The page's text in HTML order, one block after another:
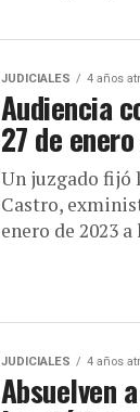
JUDICIALES 4 años
Audiencia
27 de
Un juzgado fijó
Castro,
enero de 2023
JUDICIALES 4 años
Absuelven